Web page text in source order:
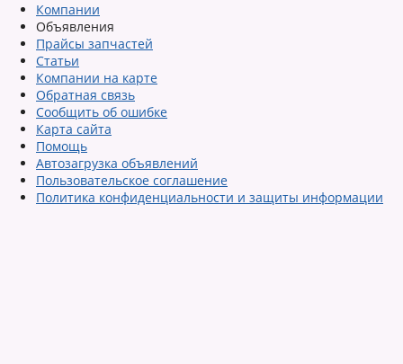
Компании
Объявления
Прайсы запчастей
Статьи
Компании на карте
Обратная связь
Сообщить об ошибке
Карта сайта
Помощь
Автозагрузка объявлений
Пользовательское соглашение
Политика конфиденциальности и защиты информации